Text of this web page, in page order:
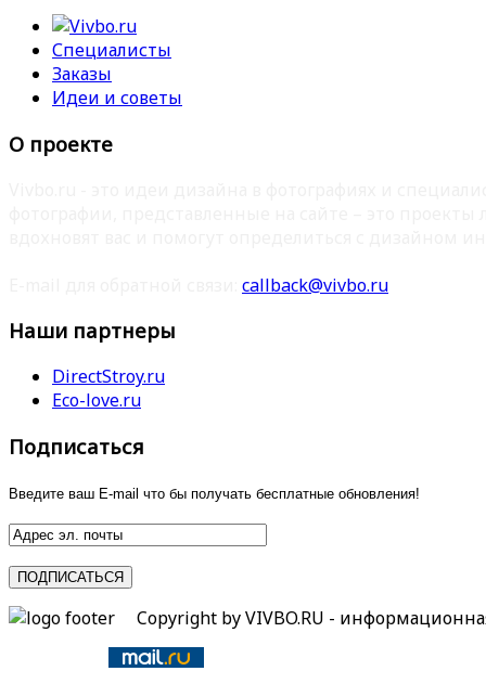
Специалисты
Заказы
Идеи и советы
О проекте
callback@vivbo.ru
Наши партнеры
DirectStroy.ru
Eco-love.ru
Подписаться
Введите ваш E-mail что бы получать бесплатные обновления!
Copyright by VIVBO.RU -